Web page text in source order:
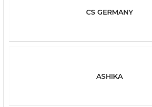
CS GERMANY
ASHIKA